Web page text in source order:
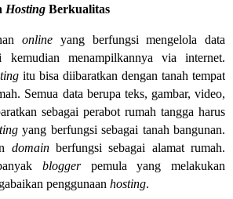
Hosting Berkualitas
online yang berfungsi mengelola data
kemudian menampilkannya via internet.
itu bisa diibaratkan dengan tanah tempat
Semua data berupa teks, gambar, video,
sebagai perabot rumah tangga harus
yang berfungsi sebagai tanah bangunan.
domain berfungsi sebagai alamat rumah.
blogger pemula yang melakukan
penggunaan hosting.